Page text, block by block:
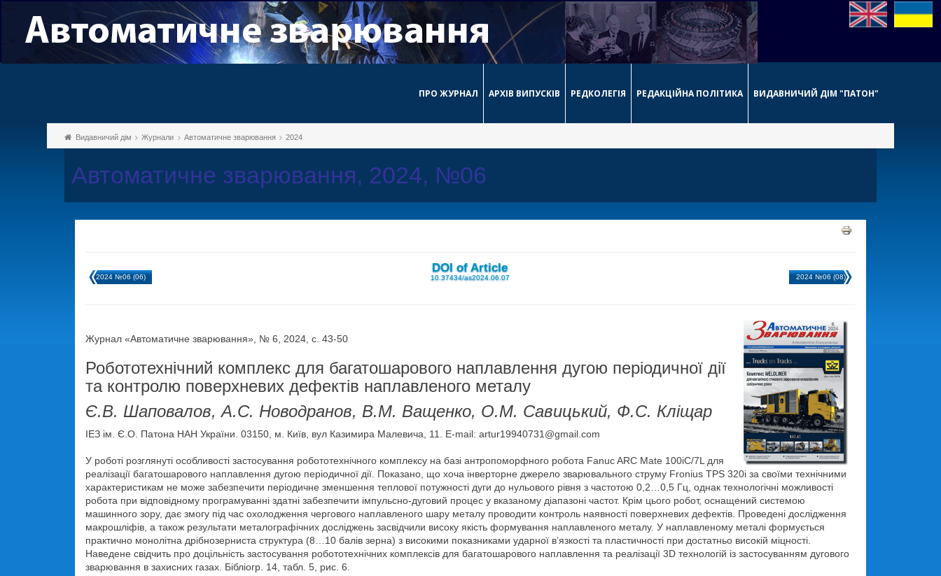
ПРО ЖУРНАЛ АРХІВ ВИПУСКІВ РЕДКОЛЕГІЯ РЕДАКЦІЙНА ПОЛІТИКА ВИДАВНИЧИЙ ДІМ "ПАТОН"
Видавничий дім Журнали Автоматичне зварювання 2024
Автоматичне зварювання, 2024, №06
2024 №06 (06)
DOI of Article
10.37434/as2024.06.07 2024 №06 (08)
Журнал «Автоматичне зварювання», № 6, 2024, с. 43-50
Робототехнічний комплекс для багатошарового наплавлення дугою періодичної дії
та контролю поверхневих дефектів наплавленого металу
Є.В. Шаповалов, А.С. Новодранов, В.М. Ващенко, О.М. Савицький, Ф.С. Кліщар
ІЕЗ ім. Є.О. Патона НАН України. 03150, м. Київ, вул Казимира Малевича, 11. E-mail: artur19940731@gmail.com
У роботі розглянуті особливості застосування робототехнічного комплексу на базі антропоморфного робота Fanuc ARC Mate 100iC/7L для
реалізації багатошарового наплавлення дугою періодичної дії. Показано, що хоча інверторне джерело зварювального струму Fronius TPS 320i за своїми технічними
характеристикам не може забезпечити періодичне зменшення теплової потужності дуги до нульового рівня з частотою 0,2…0,5 Гц, однак технологічні можливості
робота при відповідному програмуванні здатні забезпечити імпульсно-дуговий процес у вказаному діапазоні частот. Крім цього робот, оснащений системою
машинного зору, дає змогу під час охолодження чергового наплавленого шару металу проводити контроль наявності поверхневих дефектів. Проведені дослідження
макрошліфів, а також результати металографічних досліджень засвідчили високу якість формування наплавленого металу. У наплавленому металі формується
практично монолітна дрібнозерниста структура (8…10 балів зерна) з високими показниками ударної в’язкості та пластичності при достатньо високій міцності.
Наведене свідчить про доцільність застосування робототехнічних комплексів для багатошарового наплавлення та реалізації 3D технологій із застосуванням дугового
зварювання в захисних газах. Бібліогр. 14, табл. 5, рис. 6.